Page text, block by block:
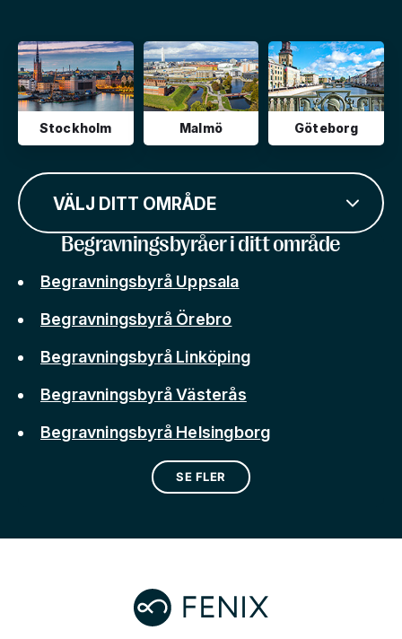
Stockholm Malmö Göteborg
VÄLJ DITT OMRÅDE
Begravningsbyråer i ditt område
Begravningsbyrå Uppsala
Begravningsbyrå Örebro
Begravningsbyrå Linköping
Begravningsbyrå Västerås
Begravningsbyrå Helsingborg
SE FLER